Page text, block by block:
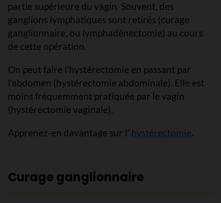
partie supérieure du vagin. Souvent, des
ganglions lymphatiques sont retirés (curage
ganglionnaire, ou lymphadénectomie) au cours
de cette opération.
On peut faire l’hystérectomie en passant par
l’abdomen (hystérectomie abdominale). Elle est
moins fréquemment pratiquée par le vagin
(hystérectomie vaginale).
Apprenez-en davantage sur l’ hystérectomie.
Curage ganglionnaire